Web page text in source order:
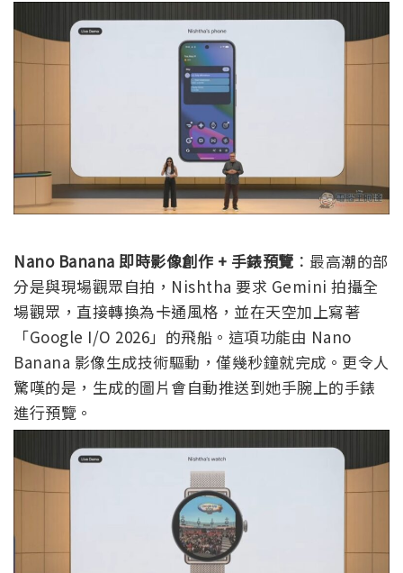
Nano Banana 即時影像創作 + 手錶預覽 ：最高潮的部
分是與現場觀眾自拍，Nishtha 要求 Gemini 拍攝全
場觀眾，直接轉換為卡通風格，並在天空加上寫著
「Google I/O 2026」的飛船。這項功能由 Nano
Banana 影像生成技術驅動，僅幾秒鐘就完成。更令人
驚嘆的是，生成的圖片會自動推送到她手腕上的手錶
進行預覽。